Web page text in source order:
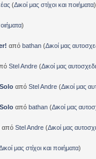
(Δικοί μας στίχοι και ποιήματα)
)
από bathan(Δικοί μας
Stel Andre(Δικοί μας
από Stel Andre(Δικοί μας
από bathan(Δικοί μας
από Stel Andre(Δικοί μας
μας στίχοι και ποιήματα)